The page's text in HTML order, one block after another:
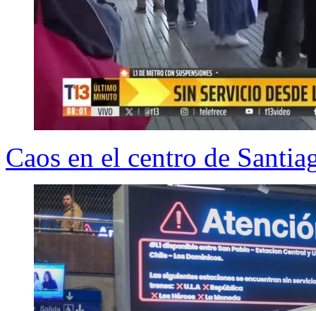
Caos en el centro de